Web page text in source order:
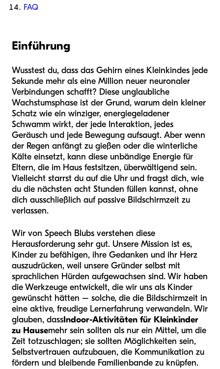
FAQ
Einführung
Wusstest du, dass das Gehirn eines Kleinkindes jede
Sekunde mehr als eine Million neuer neuronaler
Verbindungen schafft? Diese unglaubliche
Wachstumsphase ist der Grund, warum dein kleiner
Schatz wie ein winziger, energiegeladener
Schwamm wirkt, der jede Interaktion, jedes
Geräusch und jede Bewegung aufsaugt. Aber wenn
der Regen anfängt zu gießen oder die winterliche
Kälte einsetzt, kann diese unbändige Energie für
Eltern, die im Haus festsitzen, überwältigend sein.
Vielleicht starrst du auf die Uhr und fragst dich, wie
du die nächsten acht Stunden füllen kannst, ohne
dich ausschließlich auf passive Bildschirmzeit zu
verlassen.
Wir von Speech Blubs verstehen diese
Herausforderung sehr gut. Unsere Mission ist es,
Kinder zu befähigen, ihre Gedanken und ihr Herz
auszudrücken, weil unsere Gründer selbst mit
sprachlichen Hürden aufgewachsen sind. Wir haben
die Werkzeuge entwickelt, die wir uns als Kinder
gewünscht hätten – solche, die die Bildschirmzeit in
eine aktive, freudige Lernerfahrung verwandeln. Wir
glauben, dassIndoor-Aktivitäten für Kleinkinder
zu Hausemehr sein sollten als nur ein Mittel, um die
Zeit totzuschlagen; sie sollten Möglichkeiten sein,
Selbstvertrauen aufzubauen, die Kommunikation zu
fördern und bleibende Familienbande zu knüpfen.